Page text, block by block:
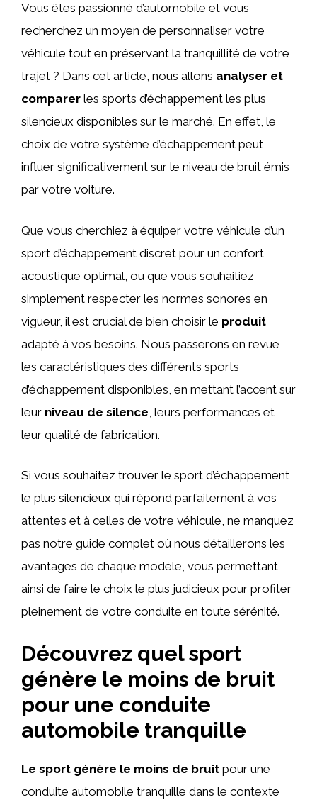
Vous êtes passionné d’automobile et vous
recherchez un moyen de personnaliser votre
véhicule tout en préservant la tranquillité de votre
trajet ? Dans cet article, nous allons analyser et
comparer les sports d’échappement les plus
silencieux disponibles sur le marché. En effet, le
choix de votre système d’échappement peut
influer significativement sur le niveau de bruit émis
par votre voiture.
Que vous cherchiez à équiper votre véhicule d’un
sport d’échappement discret pour un confort
acoustique optimal, ou que vous souhaitiez
simplement respecter les normes sonores en
vigueur, il est crucial de bien choisir le produit
adapté à vos besoins. Nous passerons en revue
les caractéristiques des différents sports
d’échappement disponibles, en mettant l’accent sur
leur niveau de silence , leurs performances et
leur qualité de fabrication.
Si vous souhaitez trouver le sport d’échappement
le plus silencieux qui répond parfaitement à vos
attentes et à celles de votre véhicule, ne manquez
pas notre guide complet où nous détaillerons les
avantages de chaque modèle, vous permettant
ainsi de faire le choix le plus judicieux pour profiter
pleinement de votre conduite en toute sérénité.
Découvrez quel sport
génère le moins de bruit
pour une conduite
automobile tranquille
Le sport génère le moins de bruit pour une
conduite automobile tranquille dans le contexte